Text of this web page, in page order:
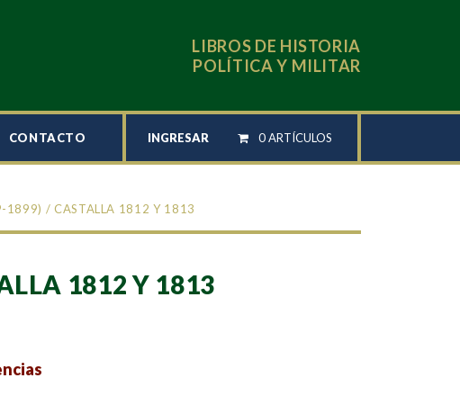
LIBROS DE HISTORIA
POLÍTICA Y MILITAR
CONTACTO INGRESAR 0 ARTÍCULOS
1899) / CASTALLA 1812 Y 1813
1812 Y 1813